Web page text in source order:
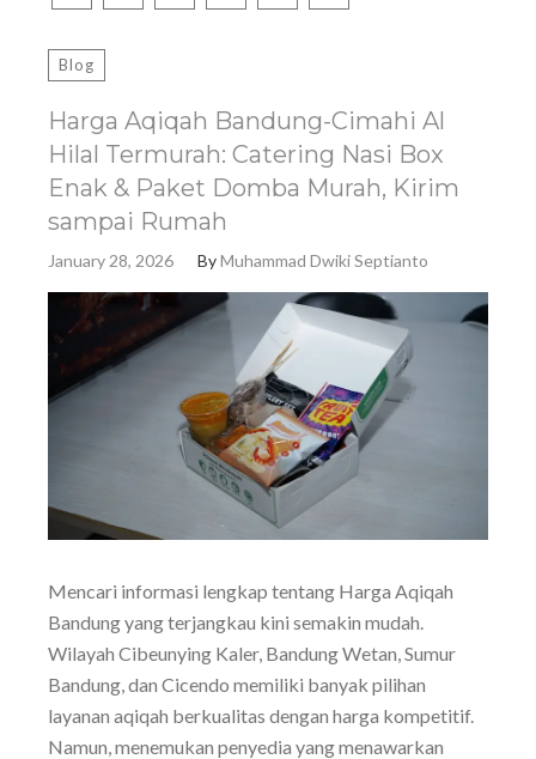
Blog
Harga Aqiqah Bandung-Cimahi Al
Hilal Termurah: Catering Nasi Box
Enak & Paket Domba Murah, Kirim
sampai Rumah
January 28, 2026 ByMuhammad Dwiki Septianto
Mencari informasi lengkap tentang Harga Aqiqah
Bandung yang terjangkau kini semakin mudah.
Wilayah Cibeunying Kaler, Bandung Wetan, Sumur
Bandung, dan Cicendo memiliki banyak pilihan
layanan aqiqah berkualitas dengan harga kompetitif.
Namun, menemukan penyedia yang menawarkan